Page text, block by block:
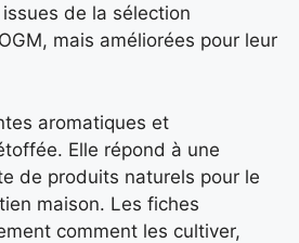
de la sélection
mais améliorées pour leur
aromatiques et
Elle répond à une
de produits naturels pour le
maison. Les fiches
comment les cultiver,